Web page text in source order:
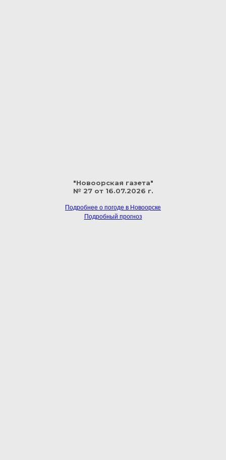
"Новоорская газета"
№ 27 от 16.07.2026 г.
Подробнее о погоде в Новоорске
Подробный прогноз